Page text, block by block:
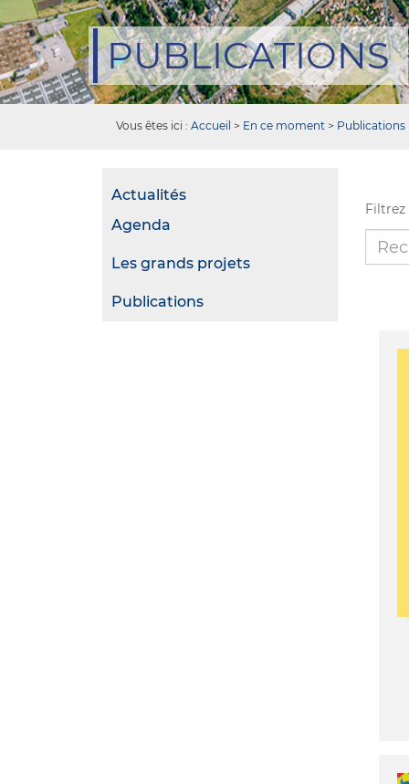
PUBLICATIONS
Vous êtes ici : Accueil > En ce moment > Publications
Actualités
Agenda
Les grands projets
Publications
Filtrez